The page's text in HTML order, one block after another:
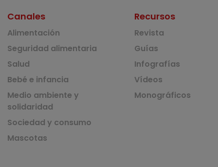
Canales
Alimentación
Seguridad alimentaria
Salud
Bebé e infancia
Medio ambiente y
solidaridad
Sociedad y consumo
Mascotas
Recursos
Revista
Guías
Infografías
Vídeos
Monográficos